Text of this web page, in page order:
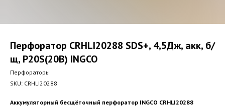
Перфоратор CRHLI20288 SDS+, 4,5Дж, акк, б/
щ, P20S(20В) INGCO
Перфораторы
SKU: CRHLI20288
Аккумуляторный бесщёточный перфоратор INGCO CRHLI20288